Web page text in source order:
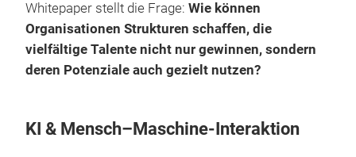
Whitepaper stellt die Frage: Wie können
Organisationen Strukturen schaffen, die
vielfältige Talente nicht nur gewinnen, sondern
deren Potenziale auch gezielt nutzen?
KI & Mensch–Maschine-Interaktion